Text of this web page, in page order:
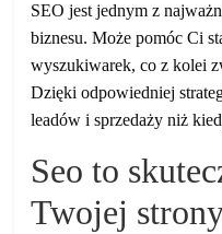
SEO jest jednym z
biznesu. Może pomóc Ci
wyszukiwarek, co z kolei
Dzięki odpowiedniej
leadów i sprzedaży niż
Seo to
Twojej